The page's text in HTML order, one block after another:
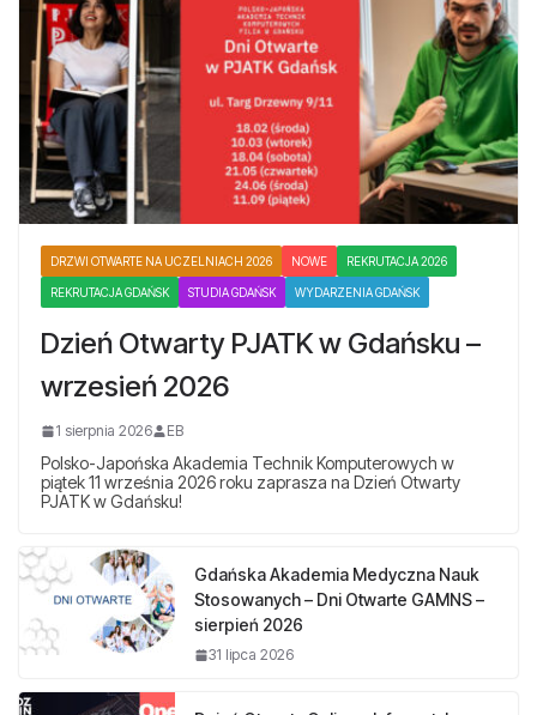
DRZWI OTWARTE NA UCZELNIACH 2026 NOWE REKRUTACJA 2026
REKRUTACJA GDAŃSK STUDIA GDAŃSK WYDARZENIA GDAŃSK
Dzień Otwarty PJATK w Gdańsku –
wrzesień 2026
1 sierpnia 2026 EB
Polsko-Japońska Akademia Technik Komputerowych w
piątek 11 września 2026 roku zaprasza na Dzień Otwarty
PJATK w Gdańsku!
Gdańska Akademia Medyczna Nauk
Stosowanych – Dni Otwarte GAMNS –
sierpień 2026
31 lipca 2026